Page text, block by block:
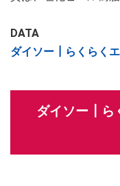
DATA
ダイソー┃らくらくエ
ダイソー┃ら